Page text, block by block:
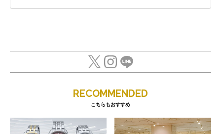
RECOMMENDED
こちらもおすすめ